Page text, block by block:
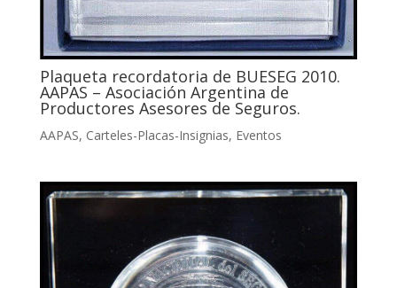
Plaqueta recordatoria de BUESEG 2010.
AAPAS – Asociación Argentina de
Productores Asesores de Seguros.
AAPAS, Carteles-Placas-Insignias, Eventos